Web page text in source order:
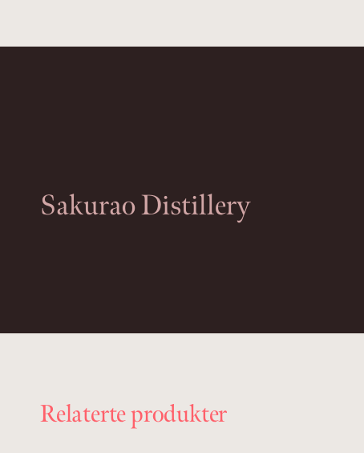
Sakurao Distillery
Relaterte produkter